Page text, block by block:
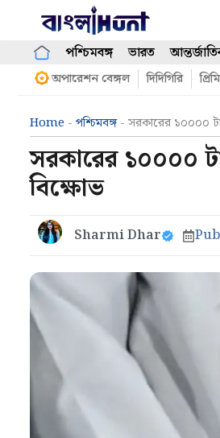
content
পশ্চিমবঙ্গ ভারত
অপারেশন বেঙ্গল দিদিগিরি
Home - পশ্চিমবঙ্গ- সরকারের ১০০০০
সরকারের ১০০০০
বিক্ষোভ
Sharmi Dhar